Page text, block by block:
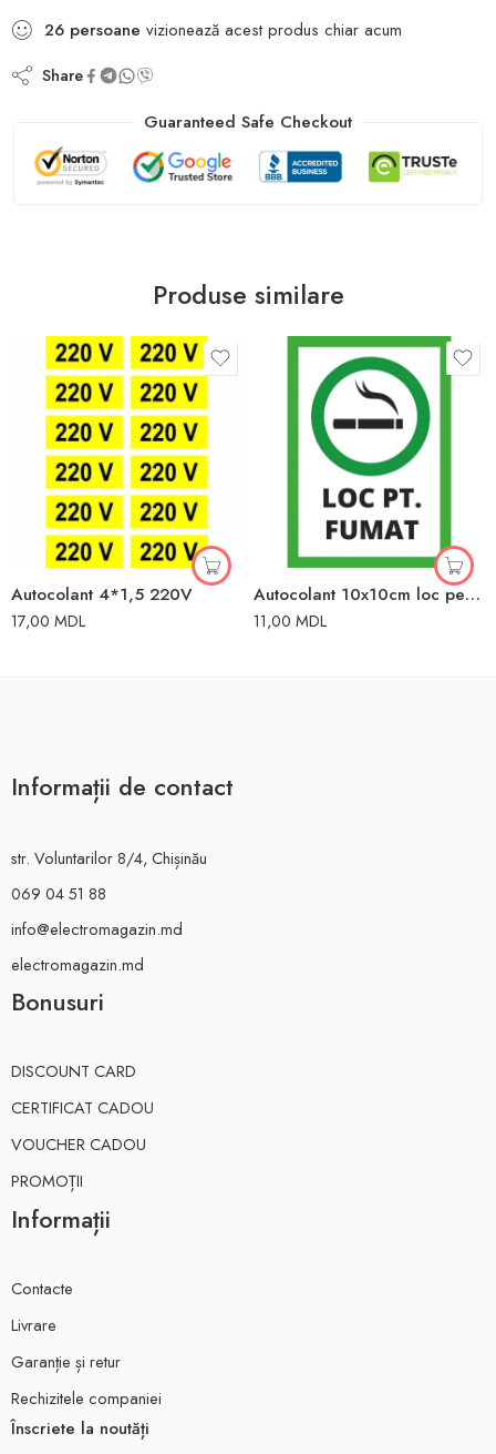
26 persoane vizionează acest produs chiar acum
Share
Guaranteed Safe Checkout
Produse similare
Autocolant 4*1,5 220V
17,00 MDL
Autocolant 10x10cm loc pentru fumat
11,00 MDL
Informații de contact
str. Voluntarilor 8/4, Chișinău
069 04 51 88
info@electromagazin.md
electromagazin.md
Bonusuri
DISCOUNT CARD
CERTIFICAT CADOU
VOUCHER CADOU
PROMOȚII
Informații
Contacte
Livrare
Garanție și retur
Rechizitele companiei
Înscriete la noutăți